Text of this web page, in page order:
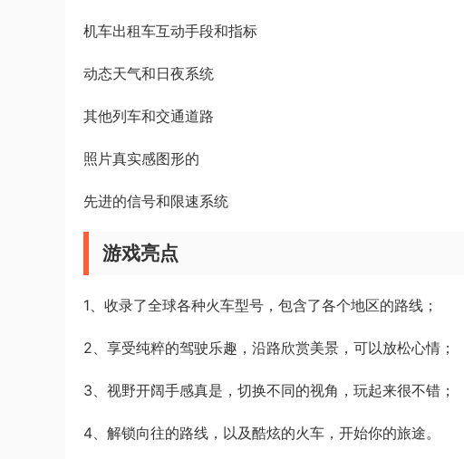
机车出租车互动手段和指标
动态天气和日夜系统
其他列车和交通道路
照片真实感图形的
先进的信号和限速系统
游戏亮点
1、收录了全球各种火车型号，包含了各个地区的路线；
2、享受纯粹的驾驶乐趣，沿路欣赏美景，可以放松心情；
3、视野开阔手感真是，切换不同的视角，玩起来很不错；
4、解锁向往的路线，以及酷炫的火车，开始你的旅途。